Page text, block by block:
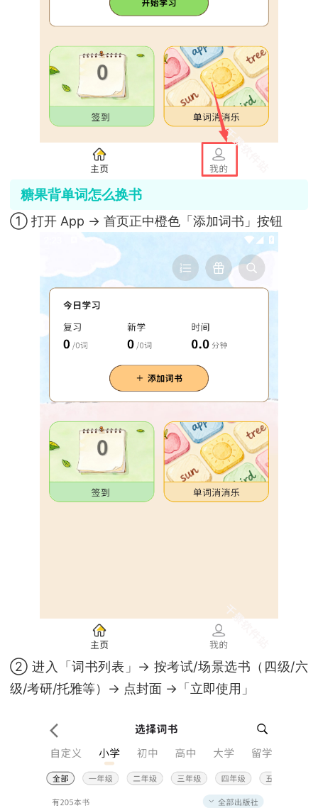
糖果背单词怎么换书
① 打开 App → 首页正中橙色「添加词书」按钮
② 进入「词书列表」→ 按考试/场景选书（四级/六
级/考研/托雅等）→ 点封面 →「立即使用」